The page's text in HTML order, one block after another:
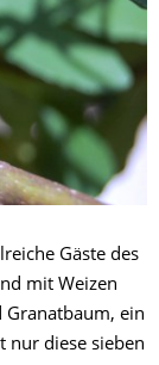
Gäste des
mit Weizen
Granatbaum, ein
nur diese sieben